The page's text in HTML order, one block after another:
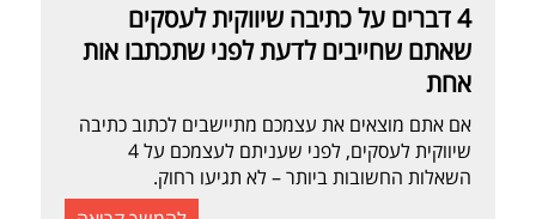
4 דברים על כתיבה שיווקית לעסקים
שאתם שחייבים לדעת לפני שתכתבו אות
אחת
אם אתם מוצאים את עצמכם מתיישבים לכתוב כתיבה
שיווקית לעסקים, לפני שעניתם לעצמכם על 4
השאלות החשובות ביותר – לא תגיעו רחוק.